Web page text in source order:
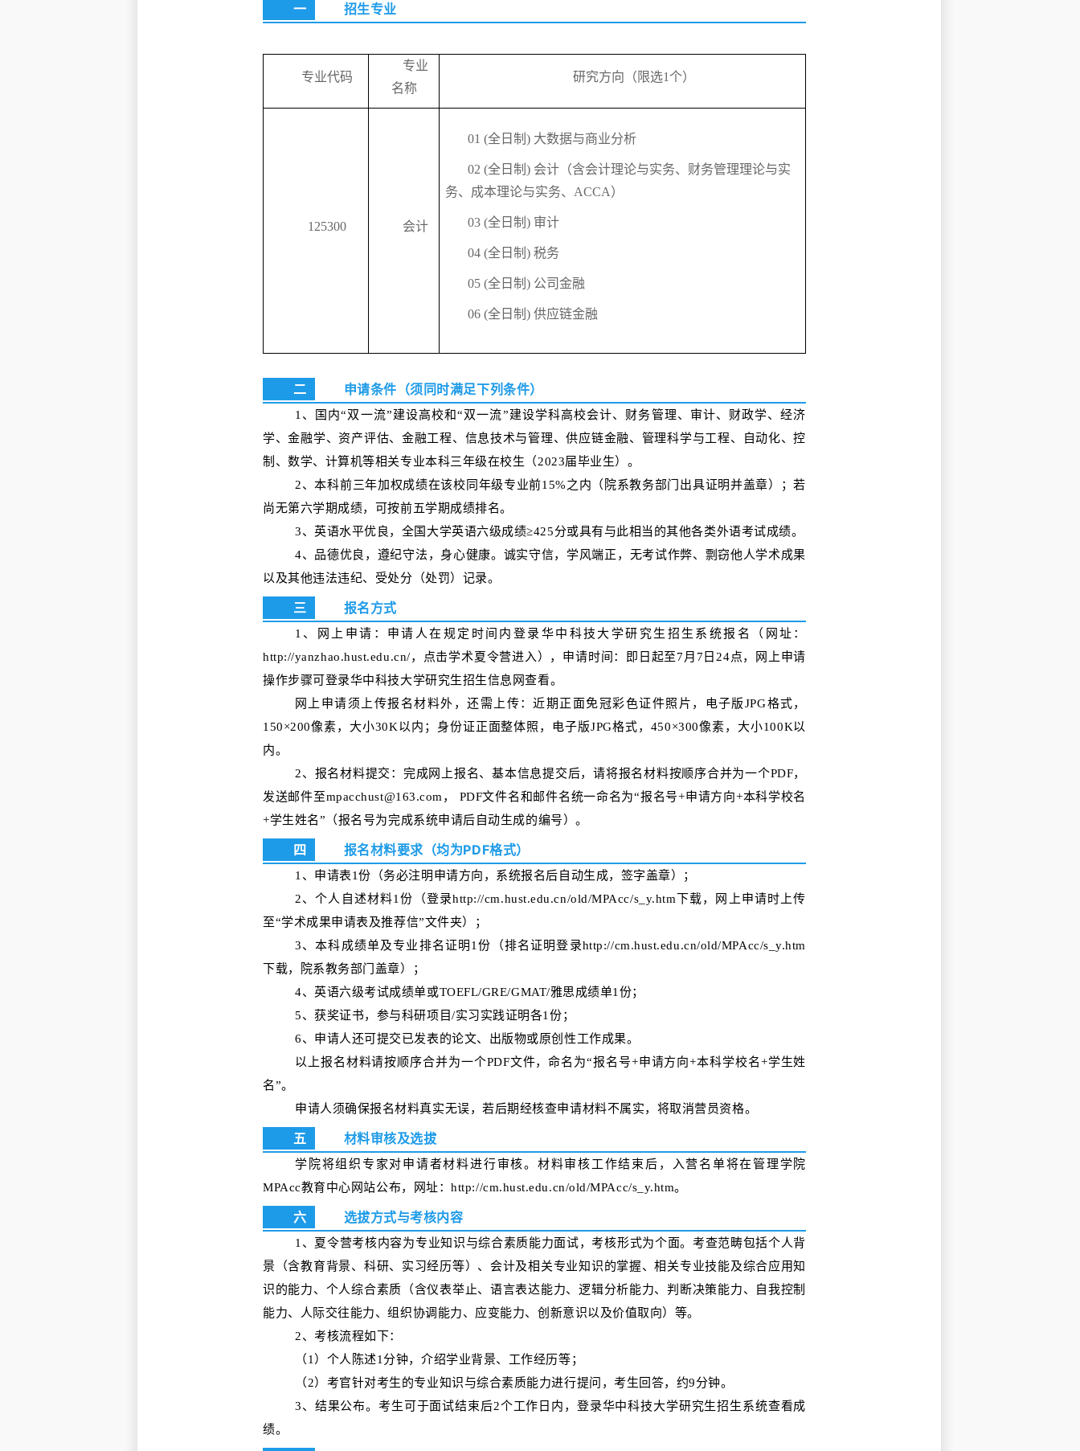
一 招生专业
专业代码
专业
名称
研究方向（限选1个）
125300 会计
01 (全日制) 大数据与商业分析
02 (全日制) 会计（含会计理论与实务、财务管理理论与实
务、成本理论与实务、ACCA）
03 (全日制) 审计
04 (全日制) 税务
05 (全日制) 公司金融
06 (全日制) 供应链金融
二 申请条件（须同时满足下列条件）
1、国内“双一流”建设高校和“双一流”建设学科高校会计、财务管理、审计、财政学、经济
学、金融学、资产评估、金融工程、信息技术与管理、供应链金融、管理科学与工程、自动化、控
制、数学、计算机等相关专业本科三年级在校生（2023届毕业生）。
2、本科前三年加权成绩在该校同年级专业前15%之内（院系教务部门出具证明并盖章）；若
尚无第六学期成绩，可按前五学期成绩排名。
3、英语水平优良，全国大学英语六级成绩≥425分或具有与此相当的其他各类外语考试成绩。
4、品德优良，遵纪守法，身心健康。诚实守信，学风端正，无考试作弊、剽窃他人学术成果
以及其他违法违纪、受处分（处罚）记录。
三 报名方式
1、网上申请：申请人在规定时间内登录华中科技大学研究生招生系统报名（网址：
http://yanzhao.hust.edu.cn/，点击学术夏令营进入），申请时间：即日起至7月7日24点，网上申请
操作步骤可登录华中科技大学研究生招生信息网查看。
网上申请须上传报名材料外，还需上传：近期正面免冠彩色证件照片，电子版JPG格式，
150×200像素，大小30K以内；身份证正面整体照，电子版JPG格式，450×300像素，大小100K以
内。
2、报名材料提交：完成网上报名、基本信息提交后，请将报名材料按顺序合并为一个PDF，
发送邮件至mpacchust@163.com， PDF文件名和邮件名统一命名为“报名号+申请方向+本科学校名
+学生姓名” （报名号为完成系统申请后自动生成的编号）。
四 报名材料要求（均为PDF格式）
1、申请表1份（务必注明申请方向，系统报名后自动生成，签字盖章）；
2、个人自述材料1份（登录http://cm.hust.edu.cn/old/MPAcc/s_y.htm下载，网上申请时上传
至“学术成果申请表及推荐信”文件夹）；
3、本科成绩单及专业排名证明1份（排名证明登录http://cm.hust.edu.cn/old/MPAcc/s_y.htm
下载，院系教务部门盖章）；
4、英语六级考试成绩单或TOEFL/GRE/GMAT/雅思成绩单1份；
5、获奖证书，参与科研项目/实习实践证明各1份；
6、申请人还可提交已发表的论文、出版物或原创性工作成果。
以上报名材料请按顺序合并为一个PDF文件，命名为“报名号+申请方向+本科学校名+学生姓
名”。
申请人须确保报名材料真实无误，若后期经核查申请材料不属实，将取消营员资格。
五 材料审核及选拔
学院将组织专家对申请者材料进行审核。材料审核工作结束后，入营名单将在管理学院
MPAcc教育中心网站公布，网址：http://cm.hust.edu.cn/old/MPAcc/s_y.htm。
六 选拔方式与考核内容
1、夏令营考核内容为专业知识与综合素质能力面试，考核形式为个面。考查范畴包括个人背
景（含教育背景、科研、实习经历等）、会计及相关专业知识的掌握、相关专业技能及综合应用知
识的能力、个人综合素质（含仪表举止、语言表达能力、逻辑分析能力、判断决策能力、自我控制
能力、人际交往能力、组织协调能力、应变能力、创新意识以及价值取向）等。
2、考核流程如下：
（1）个人陈述1分钟，介绍学业背景、工作经历等；
（2）考官针对考生的专业知识与综合素质能力进行提问，考生回答，约9分钟。
3、结果公布。考生可于面试结束后2个工作日内，登录华中科技大学研究生招生系统查看成
绩。